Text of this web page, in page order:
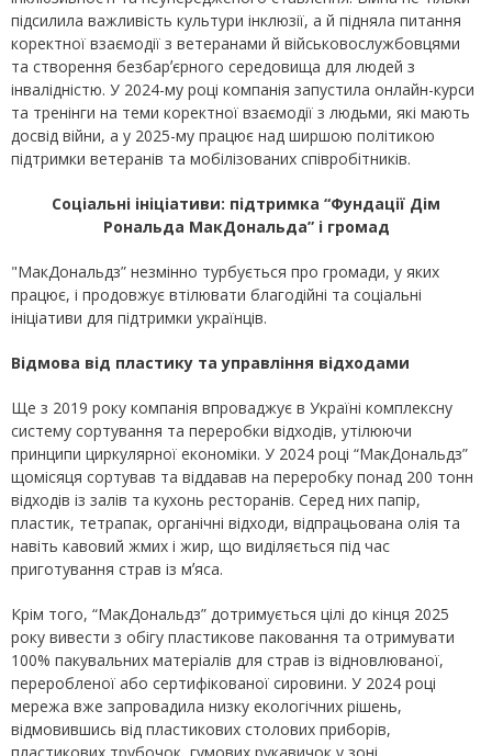
підсилила важливість культури інклюзії, а й підняла питання
коректної взаємодії з ветеранами й військовослужбовцями
та створення безбарʼєрного середовища для людей з
інвалідністю. У 2024-му році компанія запустила онлайн-курси
та тренінги на теми коректної взаємодії з людьми, які мають
досвід війни, а у 2025-му працює над ширшою політикою
підтримки ветеранів та мобілізованих співробітників.
Соціальні ініціативи: підтримка “Фундації Дім
Рональда МакДональда” і громад
"МакДональдз” незмінно турбується про громади, у яких
працює, і продовжує втілювати благодійні та соціальні
ініціативи для підтримки українців.
Відмова від пластику та управління відходами
Ще з 2019 року компанія впроваджує в Україні комплексну
систему сортування та переробки відходів, утілюючи
принципи циркулярної економіки. У 2024 році “МакДональдз”
щомісяця сортував та віддавав на переробку понад 200 тонн
відходів із залів та кухонь ресторанів. Серед них папір,
пластик, тетрапак, органічні відходи, відпрацьована олія та
навіть кавовий жмих і жир, що виділяється під час
приготування страв із мʼяса.
Крім того, “МакДональдз” дотримується цілі до кінця 2025
року вивести з обігу пластикове паковання та отримувати
100% пакувальних матеріалів для страв із відновлюваної,
переробленої або сертифікованої сировини. У 2024 році
мережа вже запровадила низку екологічних рішень,
відмовившись від пластикових столових приборів,